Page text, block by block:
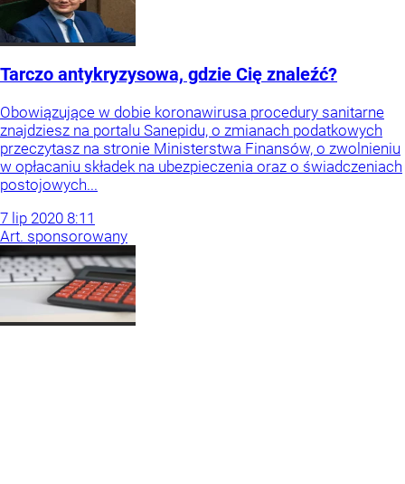
Tarczo antykryzysowa, gdzie Cię znaleźć?
Obowiązujące w dobie koronawirusa procedury sanitarne
znajdziesz na portalu Sanepidu, o zmianach podatkowych
przeczytasz na stronie Ministerstwa Finansów, o zwolnieniu
w opłacaniu składek na ubezpieczenia oraz o świadczeniach
postojowych...
7 lip 2020 8:11
Art. sponsorowany